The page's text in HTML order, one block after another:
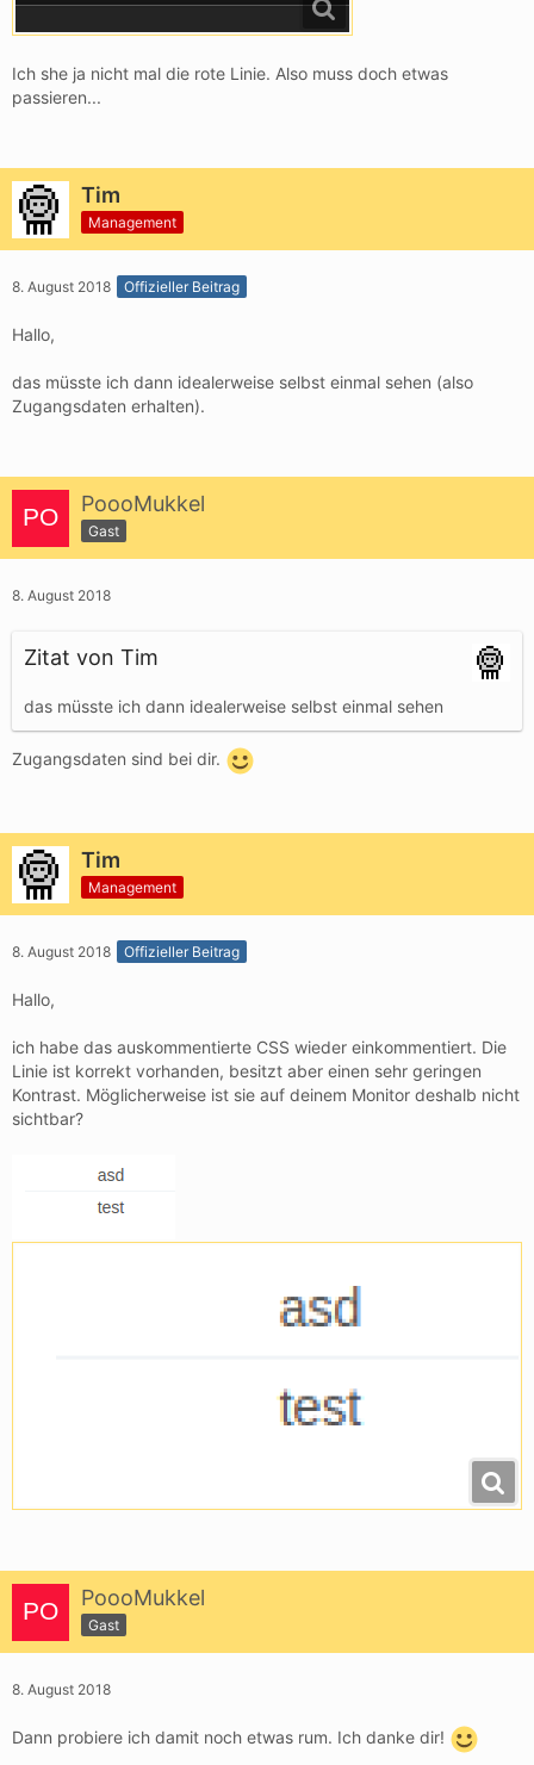
Ich she ja nicht mal die rote Linie. Also muss doch etwas
passieren...
Tim
Management
8. August 2018 Offizieller Beitrag
Hallo,
das müsste ich dann idealerweise selbst einmal sehen (also
Zugangsdaten erhalten).
PoooMukkel
Gast
8. August 2018
Zitat von Tim
das müsste ich dann idealerweise selbst einmal sehen
Zugangsdaten sind bei dir.
Tim
Management
8. August 2018 Offizieller Beitrag
Hallo,
ich habe das auskommentierte CSS wieder einkommentiert. Die
Linie ist korrekt vorhanden, besitzt aber einen sehr geringen
Kontrast. Möglicherweise ist sie auf deinem Monitor deshalb nicht
sichtbar?
PoooMukkel
Gast
8. August 2018
Dann probiere ich damit noch etwas rum. Ich danke dir!